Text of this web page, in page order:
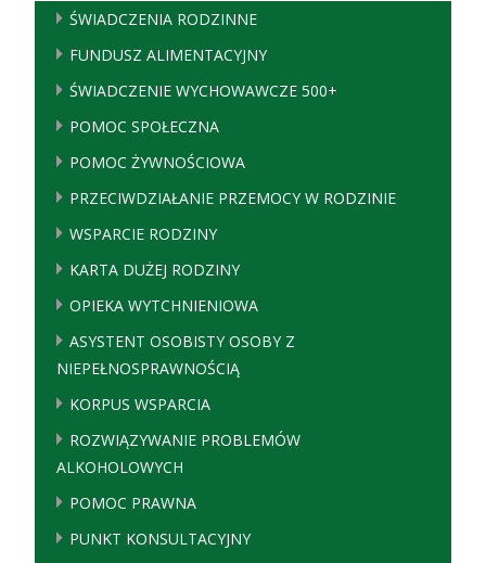
ŚWIADCZENIA RODZINNE
FUNDUSZ ALIMENTACYJNY
ŚWIADCZENIE WYCHOWAWCZE 500+
POMOC SPOŁECZNA
POMOC ŻYWNOŚCIOWA
PRZECIWDZIAŁANIE PRZEMOCY W RODZINIE
WSPARCIE RODZINY
KARTA DUŻEJ RODZINY
OPIEKA WYTCHNIENIOWA
ASYSTENT OSOBISTY OSOBY Z
NIEPEŁNOSPRAWNOŚCIĄ
KORPUS WSPARCIA
ROZWIĄZYWANIE PROBLEMÓW
ALKOHOLOWYCH
POMOC PRAWNA
PUNKT KONSULTACYJNY